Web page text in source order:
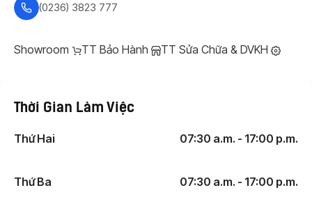
(0236) 3823 777
Showroom TT Bảo Hành TT Sửa Chữa & DVKH
Thời Gian Làm Việc
Thứ Hai 07:30 a.m. - 17:00 p.m.
Thứ Ba 07:30 a.m. - 17:00 p.m.